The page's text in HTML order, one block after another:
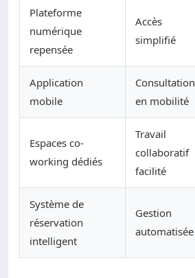
Plateforme
numérique
repensée
Accès
simplifié
Application
mobile
Consultation
en mobilité
Espaces co-
working dédiés
Travail
collaboratif
facilité
Système de
réservation
intelligent
Gestion
automatisée